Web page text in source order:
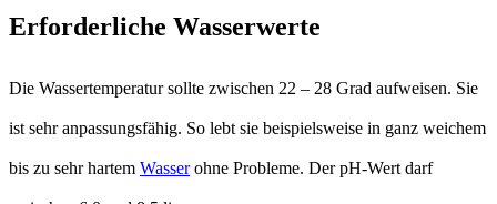
Erforderliche Wasserwerte
Die Wassertemperatur sollte zwischen 22 – 28 Grad aufweisen. Sie
ist sehr anpassungsfähig. So lebt sie beispielsweise in ganz weichem
bis zu sehr hartem Wasserohne Probleme. Der pH-Wert darf